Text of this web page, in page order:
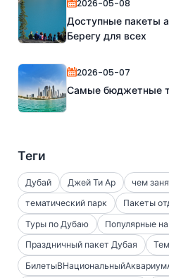
2026-05-08
Доступные пакеты
Берегу для всех
2026-05-07
Самые бюджетные
Теги
Дубай Джей Ти Ар чем
тематический парк
Пакеты
Туры по Дубаю
Популярные
Праздничный пакет Дубая